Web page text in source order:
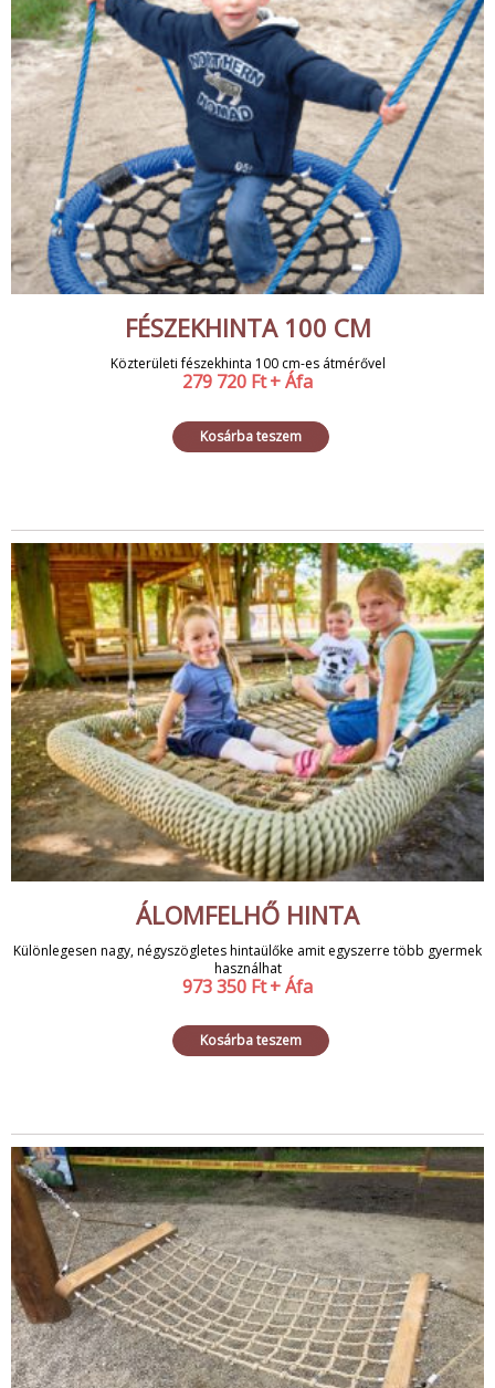
FÉSZEKHINTA 100 CM
Közterületi fészekhinta 100 cm-es átmérővel
279 720 Ft+ Áfa
Kosárba teszem
ÁLOMFELHŐ HINTA
Különlegesen nagy, négyszögletes hintaülőke amit egyszerre több gyermek
használhat
973 350 Ft+ Áfa
Kosárba teszem